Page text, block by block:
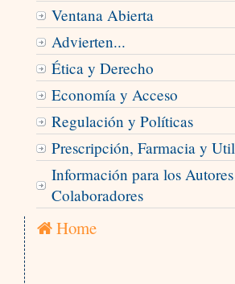
Ventana Abierta
Advierten...
Ética y Derecho
Economía y Acceso
Regulación y Políticas
Prescripción, Farmacia y
Información para los
Colaboradores
Home